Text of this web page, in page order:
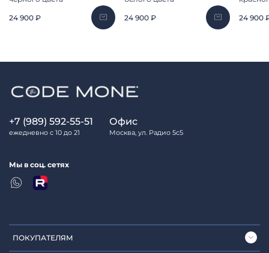
24 900 ₽ 24 900 ₽ 24 900
ПОКУПАТЕЛЯМ
+7 (989) 592-55-51
ежедневно с 10 до 21
Офис
Москва, ул. Радио 5с5
Мы в соц. сетях